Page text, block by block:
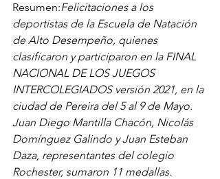
Resumen:Felicitaciones a los
deportistas de la Escuela de Natación
de Alto Desempeño, quienes
clasificaron y participaron en la FINAL
NACIONAL DE LOS JUEGOS
INTERCOLEGIADOS versión 2021, en la
ciudad de Pereira del 5 al 9 de Mayo.
Juan Diego Mantilla Chacón, Nicolás
Domínguez Galindo y Juan Esteban
Daza, representantes del colegio
Rochester, sumaron 11 medallas.